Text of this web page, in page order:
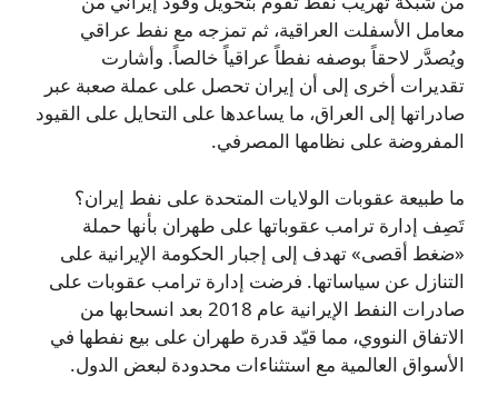
معامل الأسفلت العراقية، ثم تمزجه مع نفط عراقي
ويُصدَّر لاحقاً بوصفه نفطاً عراقياً خالصاً. وأشارت
تقديرات أخرى إلى أن إيران تحصل على عملة صعبة عبر
صادراتها إلى العراق، ما يساعدها على التحايل على القيود
المفروضة على نظامها المصرفي.
ما طبيعة عقوبات الولايات المتحدة على نفط إيران؟
تَصِف إدارة ترامب عقوباتها على طهران بأنها حملة
«ضغط أقصى» تهدف إلى إجبار الحكومة الإيرانية على
التنازل عن سياساتها. فرضت إدارة ترامب عقوبات على
صادرات النفط الإيرانية عام 2018 بعد انسحابها من
الاتفاق النووي، مما قيّد قدرة طهران على بيع نفطها في
الأسواق العالمية مع استثناءات محدودة لبعض الدول.